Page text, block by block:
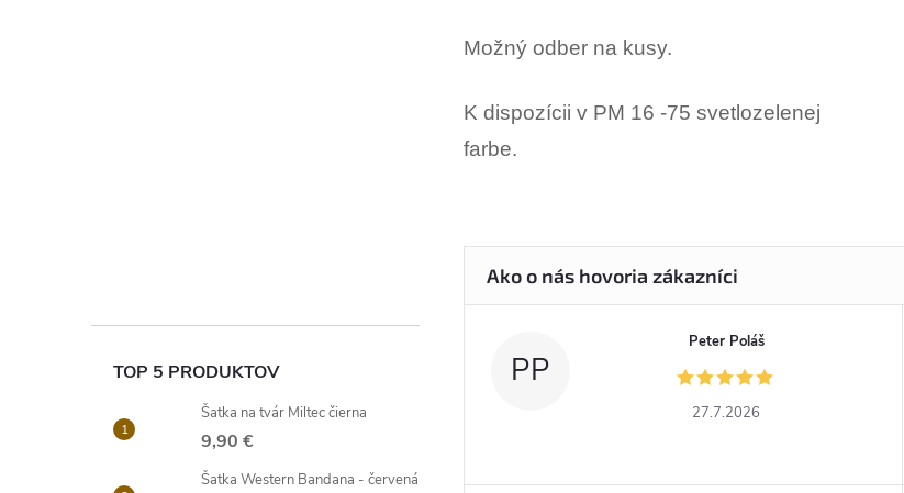
TOP 5 PRODUKTOV
Šatka na tvár Miltec čierna
9,90 €
Šatka Western Bandana - červená
Možný odber na kusy.
K dispozícii v PM 16 -75 svetlozelenej
farbe.
PP
Peter Poláš
27.7.2026